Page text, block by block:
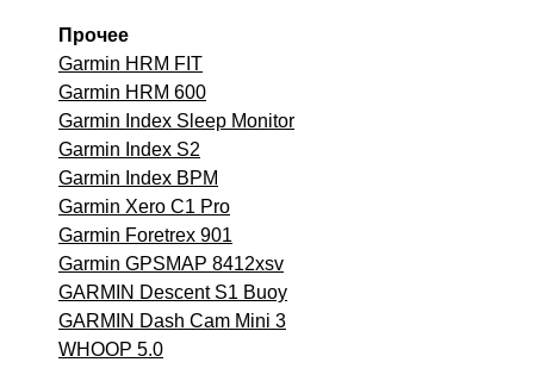
Прочее
Garmin HRM FIT
Garmin HRM 600
Garmin Index Sleep Monitor
Garmin Index S2
Garmin Index BPM
Garmin Xero C1 Pro
Garmin Foretrex 901
Garmin GPSMAP 8412xsv
GARMIN Descent S1 Buoy
GARMIN Dash Cam Mini 3
WHOOP 5.0